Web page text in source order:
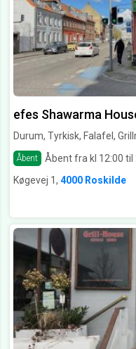
efes Shawarma
Durum, Tyrkisk, Falafel,
Åbent
Åbent fra kl 12:00 til
Køgevej 1, 4000 Roskilde